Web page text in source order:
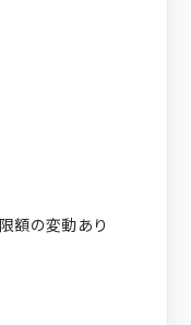
額の変動あり